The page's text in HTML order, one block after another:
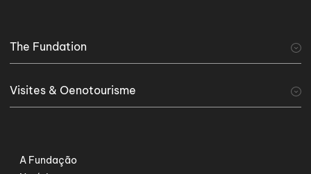
The Fundation
Visites & Oenotourisme
Serviços Especiais
A Fundação